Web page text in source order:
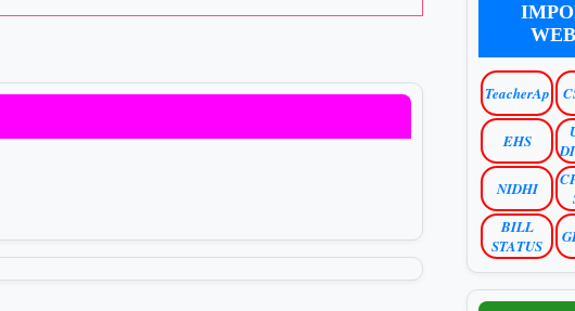
TeacherAp
EHS
NIDHI
BILL
STATUS